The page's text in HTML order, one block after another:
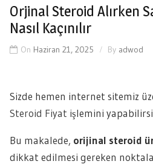
Orjinal Steroid Alırken
Nasıl Kaçınılır
On Haziran 21, 2025 By adwod
Sizde hemen internet sitemiz
Steroid Fiyat işlemini
Bu makalede, orijinal steroid
dikkat edilmesi gereken